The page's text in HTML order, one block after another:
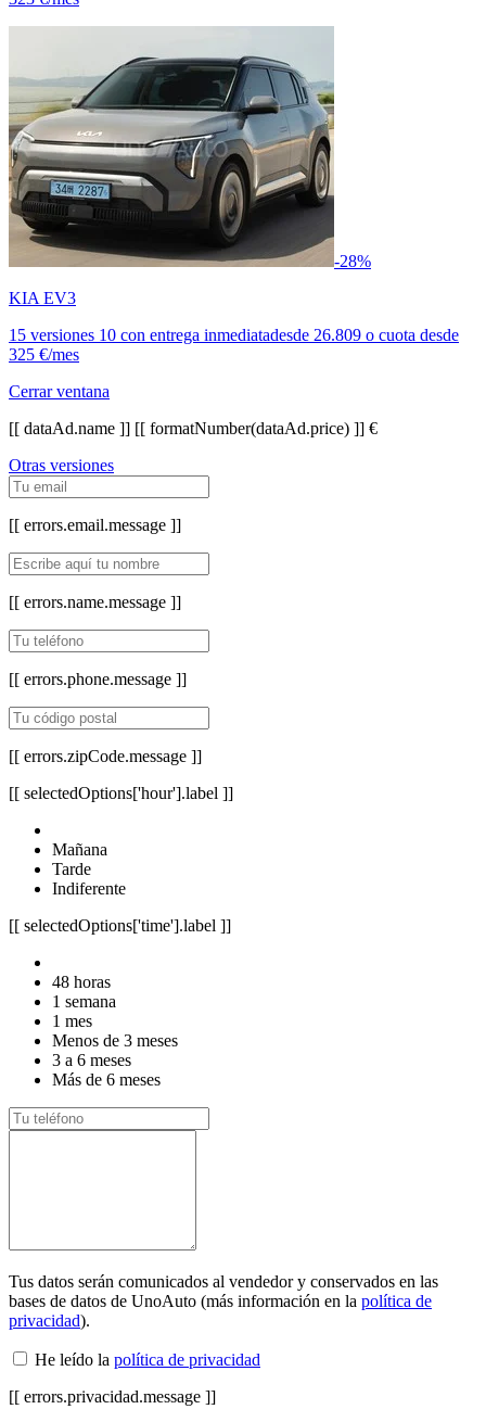
-28%
KIA EV3
15 versiones 10 con entrega inmediatadesde 26.809 o cuota desde
325 €/mes
Cerrar ventana
[[ dataAd.name ]] [[ formatNumber(dataAd.price) ]] €
Otras versiones
[[ errors.email.message ]]
[[ errors.name.message ]]
[[ errors.phone.message ]]
[[ errors.zipCode.message ]]
[[ selectedOptions['hour'].label ]]
Mañana
Tarde
Indiferente
[[ selectedOptions['time'].label ]]
48 horas
1 semana
1 mes
Menos de 3 meses
3 a 6 meses
Más de 6 meses
Tus datos serán comunicados al vendedor y conservados en las
bases de datos de UnoAuto (más información en la política de
privacidad).
He leído la política de privacidad
[[ errors.privacidad.message ]]